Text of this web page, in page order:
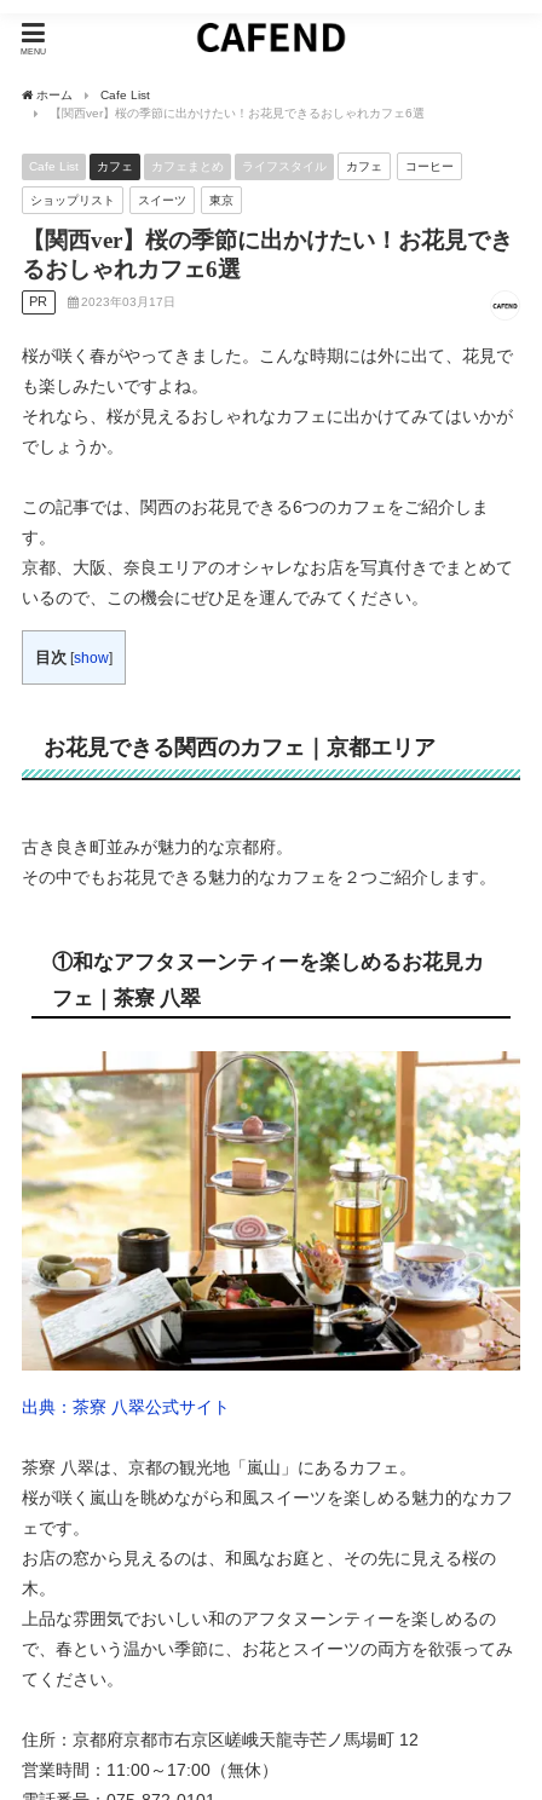
MENU
ホーム
Cafe List
【関西ver】桜の季節に出かけたい！お花見できるおしゃれカフェ6選
Cafe List カフェ カフェまとめ ライフスタイル カフェ コーヒー
ショップリスト スイーツ 東京
【関西ver】桜の季節に出かけたい！お花見でき
るおしゃれカフェ6選
PR 2023年03月17日
桜が咲く春がやってきました。こんな時期には外に出て、花見で
も楽しみたいですよね。
それなら、桜が見えるおしゃれなカフェに出かけてみてはいかが
でしょうか。
この記事では、関西のお花見できる6つのカフェをご紹介しま
す。
京都、大阪、奈良エリアのオシャレなお店を写真付きでまとめて
いるので、この機会にぜひ足を運んでみてください。
目次 [show]
お花見できる関西のカフェ｜京都エリア
古き良き町並みが魅力的な京都府。
その中でもお花見できる魅力的なカフェを２つご紹介します。
①和なアフタヌーンティーを楽しめるお花見カ
フェ｜茶寮 八翠
出典：茶寮 八翠公式サイト
茶寮 八翠は、京都の観光地「嵐山」にあるカフェ。
桜が咲く嵐山を眺めながら和風スイーツを楽しめる魅力的なカフ
ェです。
お店の窓から見えるのは、和風なお庭と、その先に見える桜の
木。
上品な雰囲気でおいしい和のアフタヌーンティーを楽しめるの
で、春という温かい季節に、お花とスイーツの両方を欲張ってみ
てください。
住所：京都府京都市右京区嵯峨天龍寺芒ノ馬場町 12
営業時間：11:00～17:00（無休）